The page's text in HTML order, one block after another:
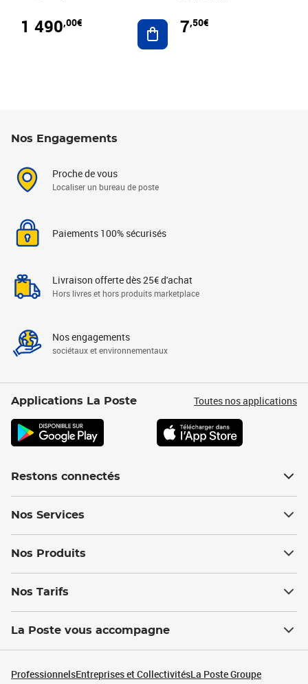
1 490,00€ Ajouter au panier
7,50€
Nos Engagements
Proche de vous
Localiser un bureau de poste
Paiements 100% sécurisés
Livraison offerte dès 25€ d'achat
Hors livres et hors produits marketplace
Nos engagements
sociétaux et environnementaux
Applications La Poste Toutes nos applications
Restons connectés
Nos Services
Nos Produits
Nos Tarifs
La Poste vous accompagne
ProfessionnelsEntreprises et CollectivitésLa Poste Groupe